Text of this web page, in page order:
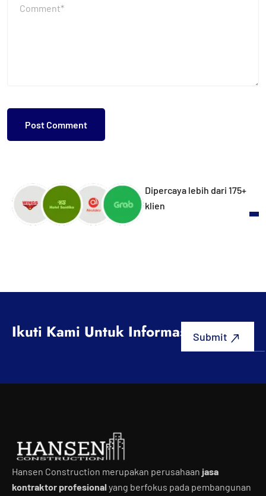
Dipercaya lebih dari 175+
klien
Ikuti Kami Untuk Informasi Terbaru
Hansen Construction merupakan perusahaan jasa
kontraktor profesional yang berfokus pada pembangunan